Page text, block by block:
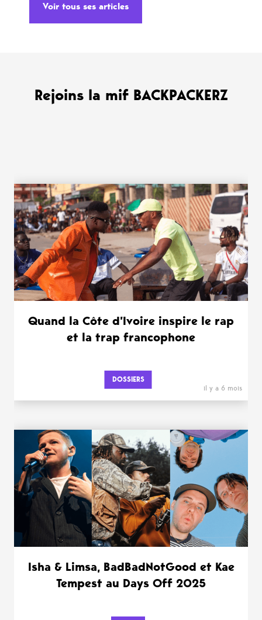
Voir tous ses articles
Rejoins la mif BACKPACKERZ
WANT MORE ?
Quand la Côte d’Ivoire inspire le rap
et la trap francophone
DOSSIERS
il y a 6 mois
Isha & Limsa, BadBadNotGood et Kae
Tempest au Days Off 2025